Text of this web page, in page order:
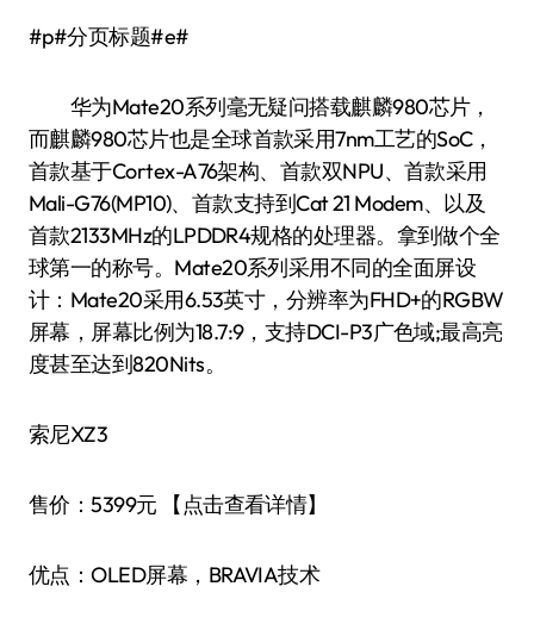
#p#分页标题#e#
华为Mate20系列毫无疑问搭载麒麟980芯片，
而麒麟980芯片也是全球首款采用7nm工艺的SoC，
首款基于Cortex-A76架构、首款双NPU、首款采用
Mali-G76(MP10)、首款支持到Cat 21 Modem、以及
首款2133MHz的LPDDR4规格的处理器。拿到做个全
球第一的称号。Mate20系列采用不同的全面屏设
计：Mate20采用6.53英寸，分辨率为FHD+的RGBW
屏幕，屏幕比例为18.7:9，支持DCI-P3广色域;最高亮
度甚至达到820Nits。
索尼XZ3
售价：5399元 【点击查看详情】
优点：OLED屏幕，BRAVIA技术